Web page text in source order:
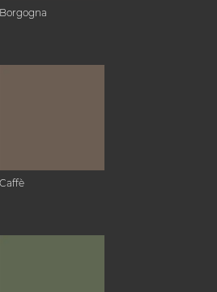
Borgogna
Caffè